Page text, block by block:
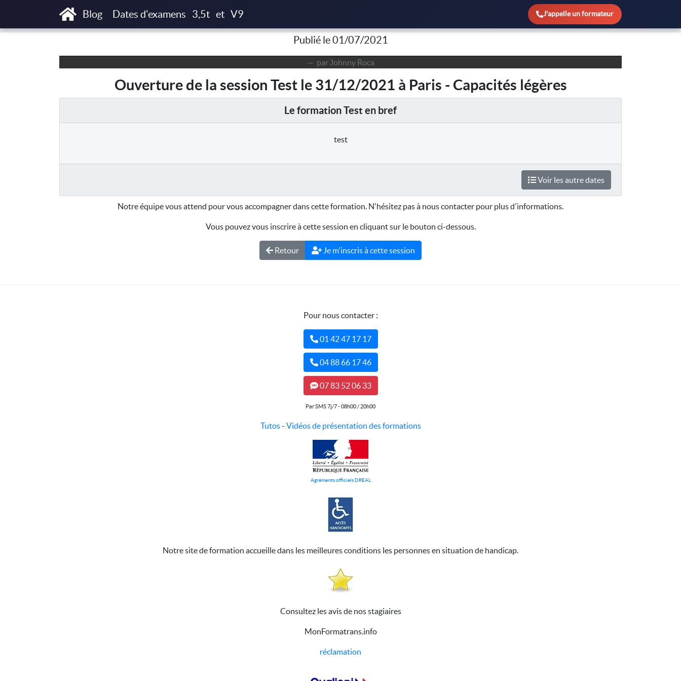
Blog Dates d'examens 3,5t et V9 J'appelle un formateur
Accueil Articles Ouverture de la session de Test du 31/12/2021 à Paris - Capacités légères
Publié le 01/07/2021
par Johnny Roca
Ouverture de la session Test le 31/12/2021 à Paris - Capacités légères
Le formation Test en bref
test
Voir les autre dates
Notre équipe vous attend pour vous accompagner dans cette formation. N'hésitez pas à nous contacter pour plus d'informations.
Vous pouvez vous inscrire à cette session en cliquant sur le bouton ci-dessous.
Retour Je m'inscris à cette session
Pour nous contacter :
01 42 47 17 17
04 88 66 17 46
07 83 52 06 33
Par SMS 7j/7 - 08h00 / 20h00
Tutos- Vidéos de présentation des formations
Agréments officiels DREAL
Notre site de formation accueille dans les meilleures conditions les personnes en situation de handicap.
Consultez les avis de nos stagiaires
MonFormatrans.info
réclamation